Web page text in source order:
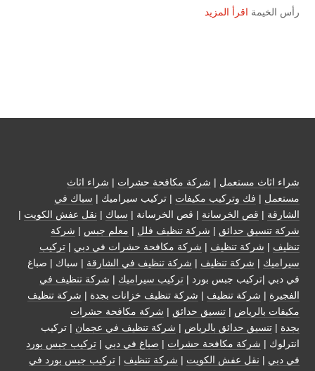
رأس الخيمة اقرأ المزيد
شراء اثاث مستعمل | شركة مكافحة حشرات | شراء اثاث
مستعمل | فك وتركيب مكيفات | تركيب سيراميك | سباك في
الشارقة | قص الخرسانة | قص الخرسانة | سباك | نقل عفش الكويت |
شركة تنسيق حدائق | شركة تنظيف فلل | معلم جبس | شركة
تنظيف | شركة تنظيف | شركة مكافحة حشرات في دبي | تركيب
سيراميك | شركة تنظيف | شركة تنظيف في الشارقة | سباك | صباغ
في دبي |تركيب جبس بورد | تركيب سيراميك | شركة تنظيف في
الفجيرة | شركة تنظيف | شركة تنظيف خزانات بجدة | شركة تنظيف
مكيفات بالرياض | تنسيق حدائق | شركة مكافحة حشرات
بجدة | تنسيق حدائق بالرياض | شركة تنظيف في عجمان | تركيب
انترلوك | شركة مكافحة حشرات | صباغ في دبي | تركيب جبس بورد
في دبي | نقل عفش الكويت | شركة تنظيف | تركيب جبس بورد في